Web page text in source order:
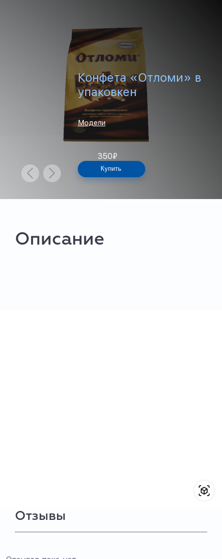
Конфета «Отломи» в
упаковкен
Модели
350₽
Купить
Описание
Отзывы